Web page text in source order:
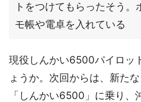
トをつけてもらったそう。
モ帳や電卓を入れている
現役しんかい6500パイロッ
ょうか。次回からは、新た
「しんかい6500」に乗り、